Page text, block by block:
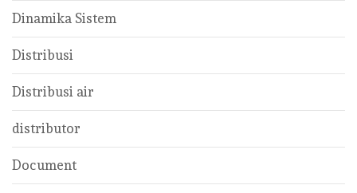
Dinamika Sistem
Distribusi
Distribusi air
distributor
Document